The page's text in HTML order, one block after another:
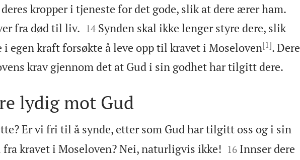
kropper i tjeneste for det gode, slik at dere ærer ham.
fra død til liv.
14 Synden skal ikke lenger styre dere, slik
i egen kraft forsøkte å leve opp til kravet i Moseloven[1]. Dere
krav gjennom det at Gud i sin godhet har tilgitt dere.
lydig mot Gud
Er vi fri til å synde, etter som Gud har tilgitt oss og i sin
kravet i Moseloven? Nei, naturligvis ikke!
16 Innser dere